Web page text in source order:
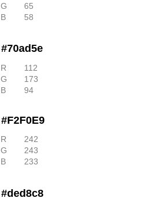
G
B
65
58
R
G
B
242
243
233
#F2F0E9
#70ad5e
R
G
B
112
173
94
#ded8c8